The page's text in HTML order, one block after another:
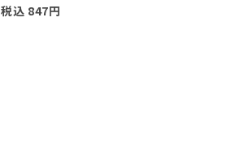
税込 847円